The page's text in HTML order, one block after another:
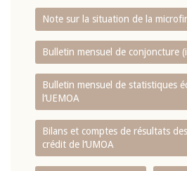
Note sur la situation de la
Bulletin mensuel de conjoncture
Bulletin mensuel de statistiques
l‘UEMOA
Bilans et comptes de résultats
crédit de l‘UMOA